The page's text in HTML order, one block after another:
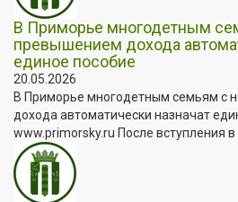
В Приморье многодетным
превышением дохода
единое пособие
20.05.2026
В Приморье многодетным семьям с
дохода автоматически назначат
www.primorsky.ru После вступления в